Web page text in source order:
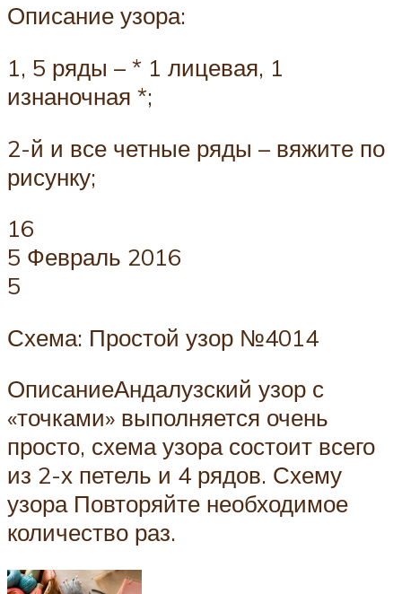
Описание узора:
1, 5 ряды – * 1 лицевая, 1
изнаночная *;
2-й и все четные ряды – вяжите по
рисунку;
16
5 Февраль 2016
5
Схема: Простой узор №4014
ОписаниеАндалузский узор с
«точками» выполняется очень
просто, схема узора состоит всего
из 2-х петель и 4 рядов. Схему
узора Повторяйте необходимое
количество раз.